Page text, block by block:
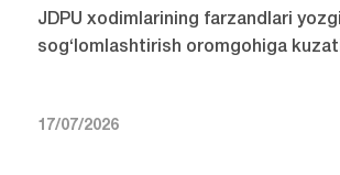
JDPU xodimlarining farzandlari yozgi
sog‘lomlashtirish oromgohiga
17/07/2026